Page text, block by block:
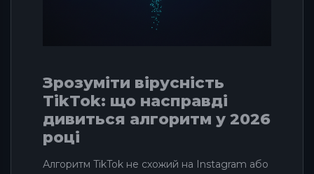
Зрозуміти вірусність
TikTok: що насправді
дивиться алгоритм у 2026
році
Алгоритм TikTok не схожий на Instagram або